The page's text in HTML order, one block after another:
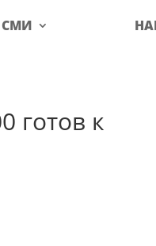
СМИ
готов к